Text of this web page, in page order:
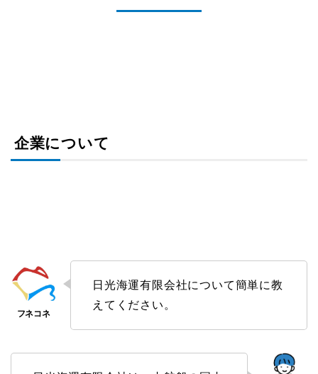
企業について
日光海運有限会社について簡単に教
えてください。